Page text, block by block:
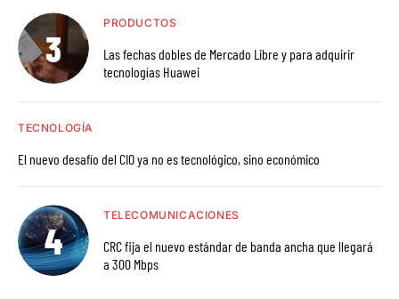
PRODUCTOS
Las fechas dobles de Mercado Libre y para adquirir
tecnologías Huawei
TECNOLOGÍA
El nuevo desafío del CIO ya no es tecnológico, sino económico
TELECOMUNICACIONES
CRC fija el nuevo estándar de banda ancha que llegará
a 300 Mbps